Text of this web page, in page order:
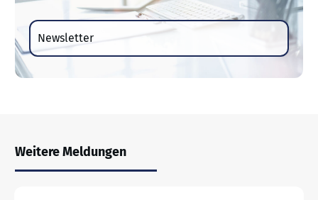
Newsletter
Weitere Meldungen